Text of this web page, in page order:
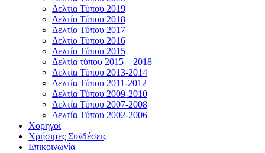
Δελτία Τύπου 2019
Δελτίο Τύπου 2018
Δελτίο Τύπου 2017
Δελτίο Τύπου 2016
Δελτίο Τύπου 2015
Δελτία τύπου 2015 – 2018
Δελτία Τύπου 2013-2014
Δελτία Τύπου 2011-2012
Δελτία Τύπου 2009-2010
Δελτία Τύπου 2007-2008
Δελτία Τύπου 2002-2006
Χορηγοί
Χρήσιμες Συνδέσεις
Επικοινωνία